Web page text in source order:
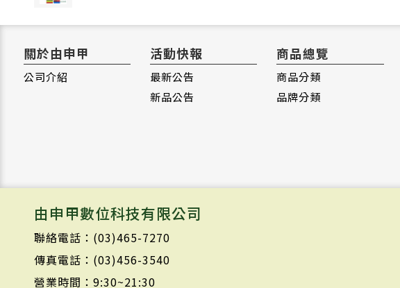
關於由申甲
公司介紹
活動快報
最新公告
新品公告
商品總覽
商品分類
品牌分類
由申甲數位科技有限公司
聯絡電話：(03)465-7270
傳真電話：(03)456-3540
營業時間：9:30~21:30